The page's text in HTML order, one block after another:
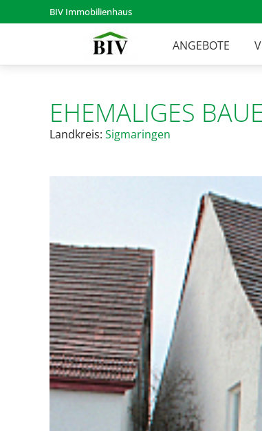
BIV Immobilienhaus
ANGEBOTE
EHEMALIGES
Landkreis: Sigmaringen